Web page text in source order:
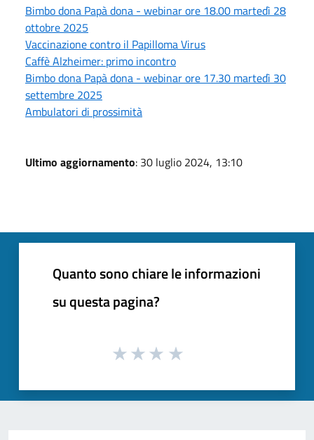
Bimbo dona Papà dona - webinar ore 18.00 martedì 28
ottobre 2025
Vaccinazione contro il Papilloma Virus
Caffè Alzheimer: primo incontro
Bimbo dona Papà dona - webinar ore 17.30 martedì 30
settembre 2025
Ambulatori di prossimità
Ultimo aggiornamento: 30 luglio 2024, 13:10
Quanto sono chiare le informazioni
su questa pagina?